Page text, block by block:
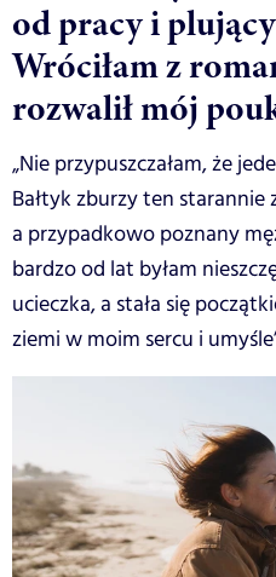
od pracy i
Wróciłam z
rozwalił mój
„Nie przypuszczałam, że
Bałtyk zburzy ten
a przypadkowo poznany
bardzo od lat byłam
ucieczka, a stała się
ziemi w moim sercu i